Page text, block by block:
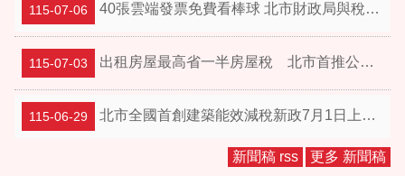
115-07-06 40張雲端發票免費看棒球 北市財政局與稅捐處邀您7月22日前進大巨蛋 做公益 拿簽名球！
115-07-03 出租房屋最高省一半房屋稅 北市首推公證同步宣導服務串聯 申辦更便利
115-06-29 北市全國首創建築能效減稅新政7月1日上路 節能省電又減稅
新聞稿 rss 更多 新聞稿